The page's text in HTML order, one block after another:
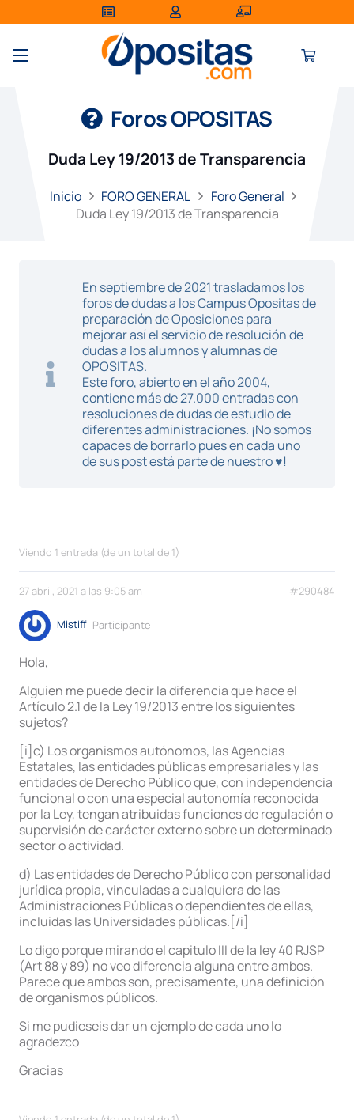
Foros OPOSITAS
Duda Ley 19/2013 de Transparencia
Inicio FORO GENERAL
Foro General
Duda Ley 19/2013 de Transparencia
En septiembre de 2021 trasladamos los
foros de dudas a los Campus Opositas de
preparación de Oposiciones para
mejorar así el servicio de resolución de
dudas a los alumnos y alumnas de
OPOSITAS.
Este foro, abierto en el año 2004,
contiene más de 27.000 entradas con
resoluciones de dudas de estudio de
diferentes administraciones. ¡No somos
capaces de borrarlo pues en cada uno
de sus post está parte de nuestro ♥!
Viendo 1 entrada (de un total de 1)
27 abril, 2021 a las 9:05 am #290484
Mistiff Participante
Hola,
Alguien me puede decir la diferencia que hace el
Artículo 2.1 de la Ley 19/2013 entre los siguientes
sujetos?
[i]c) Los organismos autónomos, las Agencias
Estatales, las entidades públicas empresariales y las
entidades de Derecho Público que, con independencia
funcional o con una especial autonomía reconocida
por la Ley, tengan atribuidas funciones de regulación o
supervisión de carácter externo sobre un determinado
sector o actividad.
d) Las entidades de Derecho Público con personalidad
jurídica propia, vinculadas a cualquiera de las
Administraciones Públicas o dependientes de ellas,
incluidas las Universidades públicas.[/i]
Lo digo porque mirando el capitulo III de la ley 40 RJSP
(Art 88 y 89) no veo diferencia alguna entre ambos.
Parece que ambos son, precisamente, una definición
de organismos públicos.
Si me pudieseis dar un ejemplo de cada uno lo
agradezco
Gracias